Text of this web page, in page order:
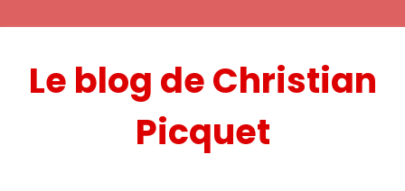
Le blog de Christian
Picquet